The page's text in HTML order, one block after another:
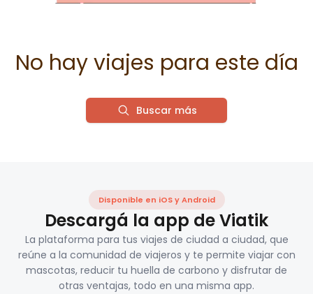
No hay viajes para este día
Buscar más
Disponible en iOS y Android
Descargá la app de Viatik
La plataforma para tus viajes de ciudad a ciudad, que
reúne a la comunidad de viajeros y te permite viajar con
mascotas, reducir tu huella de carbono y disfrutar de
otras ventajas, todo en una misma app.